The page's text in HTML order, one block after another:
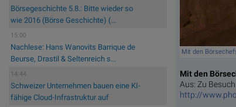
Börsegeschichte 5.8.: Bitte wieder so
wie 2016 (Börse Geschichte) (...
15:00
Nachlese: Hans Wanovits Barrique de
Beurse, Drastil & Seltenreich s...
14:44
Schweizer Unternehmen bauen eine KI-
fähige Cloud-Infrastruktur auf
Mit den
Mit den
Aus: Zu
http://